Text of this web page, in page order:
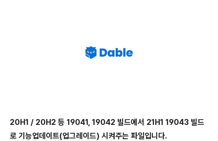
20H1 / 20H2 등 19041, 19042 빌드에서 21H1 19043 빌드
로 기능업데이트(업그레이드) 시켜주는 파일입니다.